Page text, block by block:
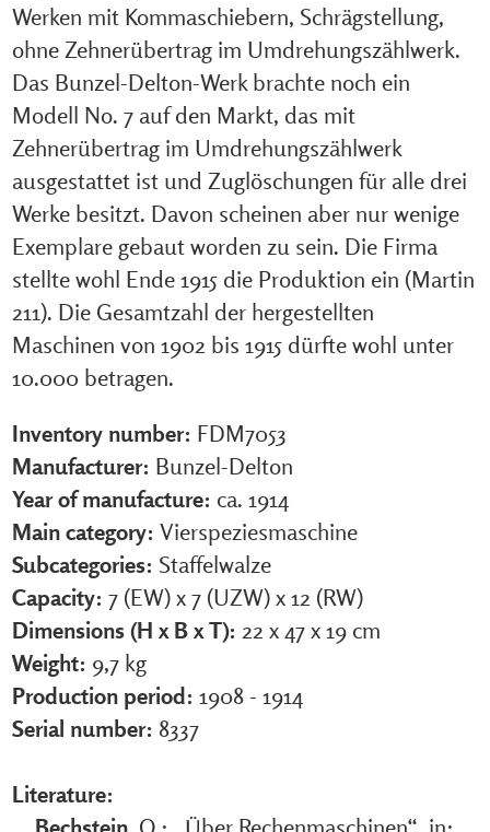
Werken mit Kommaschiebern, Schrägstellung,
ohne Zehnerübertrag im Umdrehungszählwerk.
Das Bunzel-Delton-Werk brachte noch ein
Modell No. 7 auf den Markt, das mit
Zehnerübertrag im Umdrehungszählwerk
ausgestattet ist und Zuglöschungen für alle drei
Werke besitzt. Davon scheinen aber nur wenige
Exemplare gebaut worden zu sein. Die Firma
stellte wohl Ende 1915 die Produktion ein (Martin
211). Die Gesamtzahl der hergestellten
Maschinen von 1902 bis 1915 dürfte wohl unter
10.000 betragen.
Inventory number: FDM7053
Manufacturer: Bunzel-Delton
Year of manufacture: ca. 1914
Main category: Vierspeziesmaschine
Subcategories: Staffelwalze
Capacity: 7 (EW) x 7 (UZW) x 12 (RW)
Dimensions (H x B x T): 22 x 47 x 19 cm
Weight: 9,7 kg
Production period: 1908 - 1914
Serial number: 8337
Literature:
Bechstein, O.: „Über Rechenmaschinen“, in: